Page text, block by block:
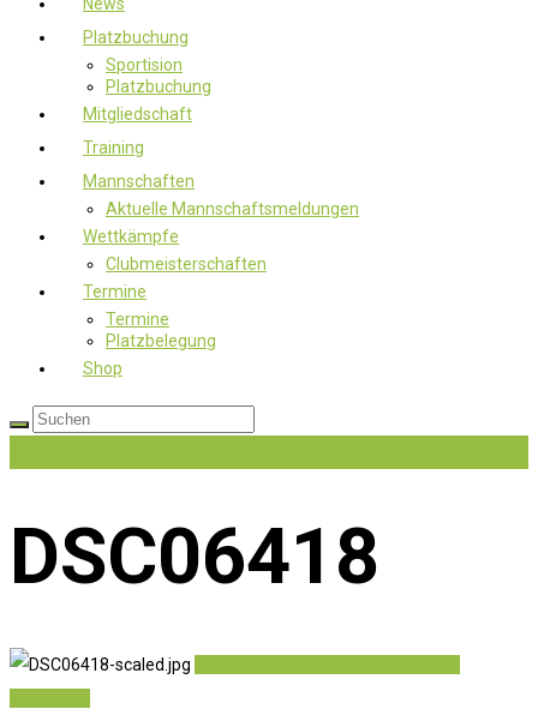
Platzbuchung
Sportision
Platzbuchung
Mitgliedschaft
Training
Mannschaften
Aktuelle Mannschaftsmeldungen
Wettkämpfe
Clubmeisterschaften
Termine
Termine
Platzbelegung
Shop
DSC06418